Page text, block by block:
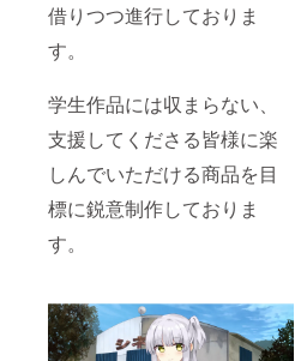
借りつつ進行しておりま
す。
学生作品には収まらない、
支援してくださる皆様に楽
しんでいただける商品を目
標に鋭意制作しておりま
す。